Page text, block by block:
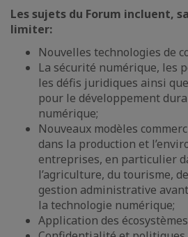
Les sujets du Forum incluent,
limiter:
Nouvelles technologies de
La sécurité numérique, les
les défis juridiques ainsi
pour le développement
numérique;
Nouveaux modèles
dans la production et
entreprises, en particulier
l’agriculture, du tourisme,
gestion administrative
la technologie numérique;
Application des